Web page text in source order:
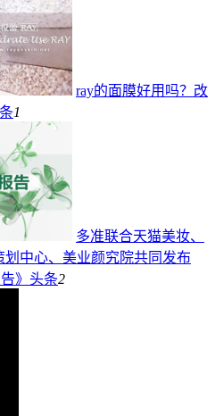
ray的面膜好用吗？改
1
多准联合天猫美妆、
划中心、美业颜究院共同发布
》 头条2